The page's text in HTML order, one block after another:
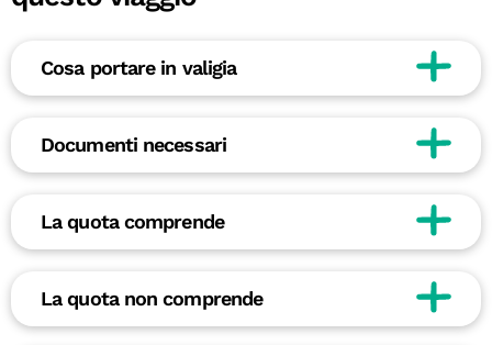
Cosa portare in valigia
Documenti necessari
La quota comprende
La quota non comprende